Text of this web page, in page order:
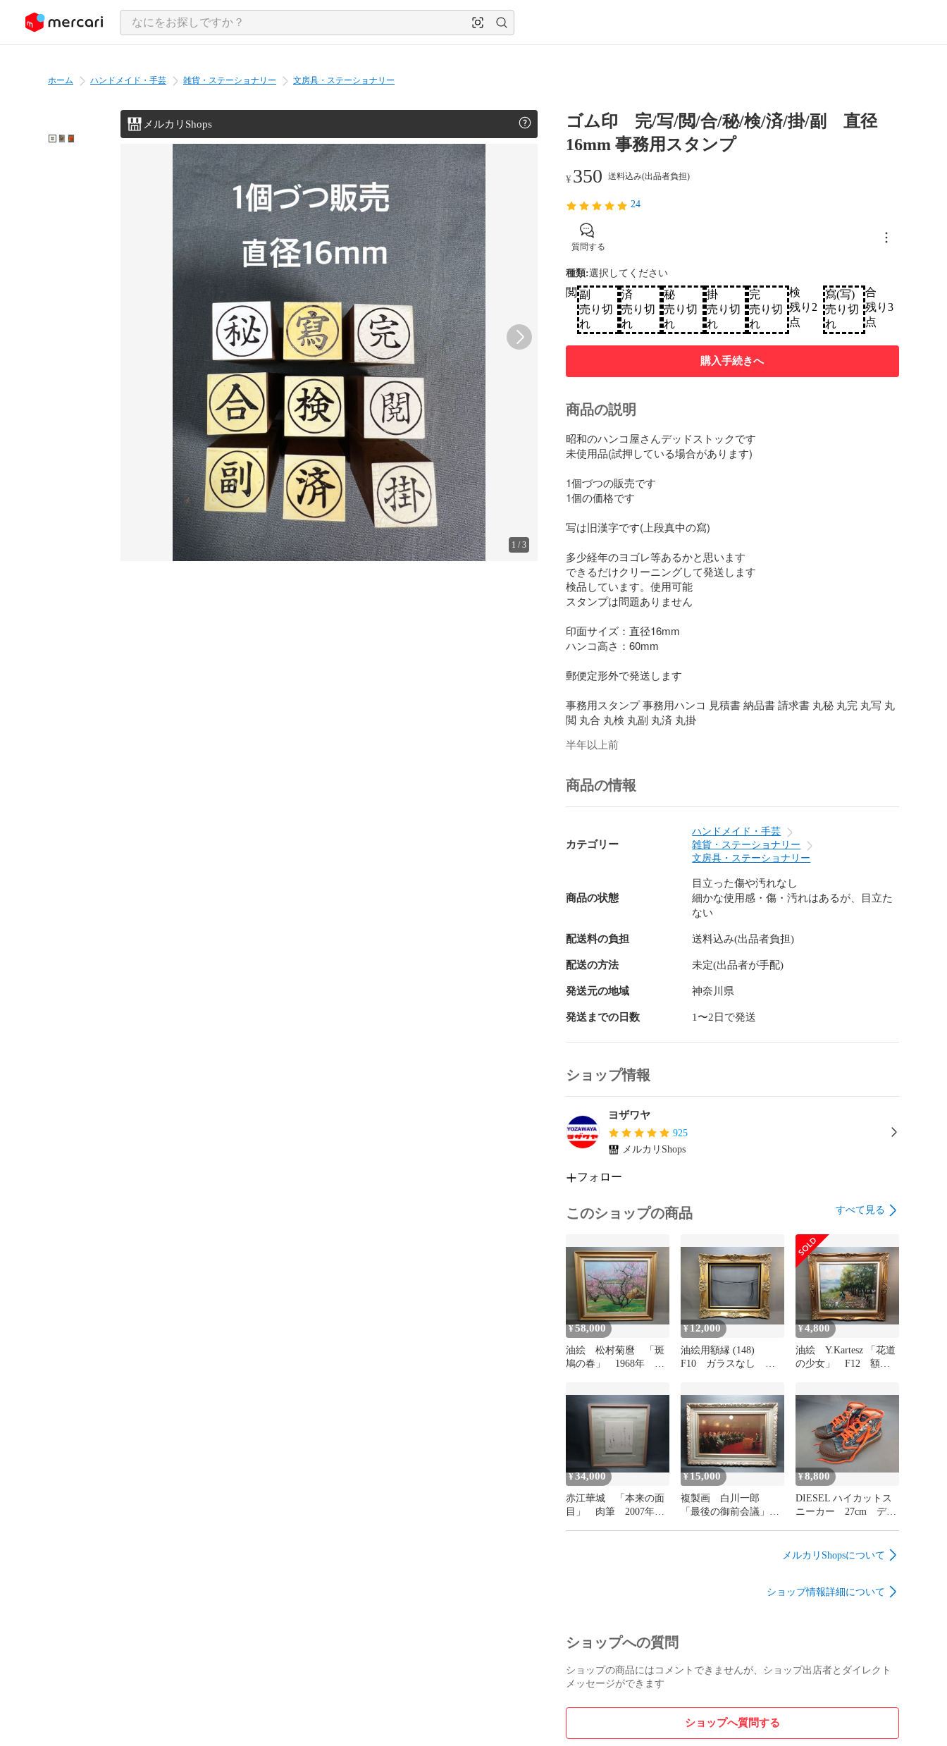
ツにスキップ
ホーム ハンドメイド・手芸 雑貨・ステーショナリー 文房具・ステーショナリー
メルカリShops
1 /3
ゴム印 完/写/閲/合/秘/検/済/掛/副 直径
16mm 事務用スタンプ
¥ 350 送料込み(出品者負担)
24
質問する
種類:選択してください
閲 副
売り切
れ
済
売り切
れ
秘
売り切
れ
掛
売り切
れ
完
売り切
れ
検
残り2
点
寫(写)
売り切
れ
合
残り3
点
購入手続きへ
商品の説明
昭和のハンコ屋さんデッドストックです
未使用品(試押している場合があります)
1個づつの販売です
1個の価格です
写は旧漢字です(上段真中の寫)
多少経年のヨゴレ等あるかと思います
できるだけクリーニングして発送します
検品しています。使用可能
スタンプは問題ありません
印面サイズ：直径16mm
ハンコ高さ：60mm
郵便定形外で発送します
事務用スタンプ 事務用ハンコ 見積書 納品書 請求書 丸秘 丸完 丸写 丸
閲 丸合 丸検 丸副 丸済 丸掛
半年以上前
商品の情報
カテゴリー
ハンドメイド・手芸
雑貨・ステーショナリー
文房具・ステーショナリー
商品の状態
目立った傷や汚れなし
細かな使用感・傷・汚れはあるが、目立た
ない
配送料の負担 送料込み(出品者負担)
配送の方法 未定(出品者が手配)
発送元の地域 神奈川県
発送までの日数 1〜2日で発送
ショップ情報
ヨザワヤ
925
メルカリShops
フォロー
このショップの商品 すべて見る
¥58,000
油絵 松村菊麿 「斑
鳩の春」 1968年
¥12,000
油絵用額縁 (148)
F10 ガラスなし 空
¥4,800
油絵 Y.Kartesz 「花道
の少女」 F12 額装
¥34,000
赤江華城 「本来の面
目」 肉筆 2007年
¥15,000
複製画 白川一郎
「最後の御前会議」額
¥8,800
DIESEL ハイカットス
ニーカー 27cm デニ
メルカリShopsについて
ショップ情報詳細について
ショップへの質問
ショップの商品にはコメントできませんが、ショップ出店者とダイレクト
メッセージができます
ショップへ質問する